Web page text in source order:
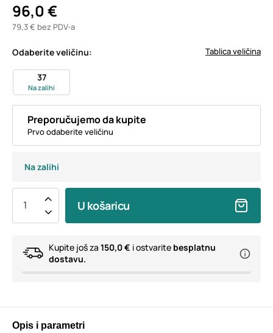
96,0 €
79,3 € bez PDV-a
Tablica veličina
Odaberite veličinu:
37
Na zalihi
Preporučujemo da kupite
Prvo odaberite veličinu
Na zalihi
U košaricu
Kupite još za 150,0 € i ostvarite besplatnu
dostavu.
Opis i parametri